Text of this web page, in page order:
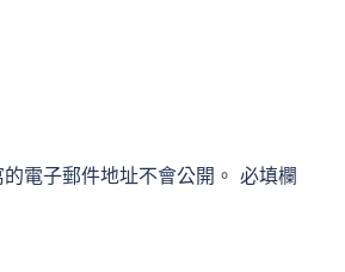
電子郵件地址不會公開。 必填欄